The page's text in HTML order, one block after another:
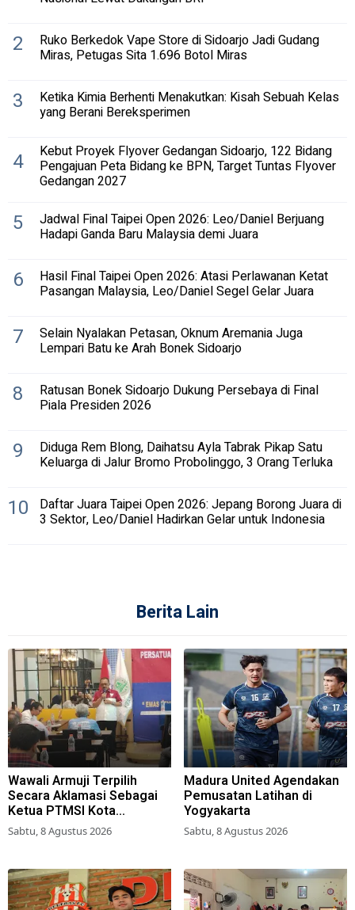
2 Ruko Berkedok Vape Store di Sidoarjo Jadi Gudang
Miras, Petugas Sita 1.696 Botol Miras
3 Ketika Kimia Berhenti Menakutkan: Kisah Sebuah Kelas
yang Berani Bereksperimen
4 Kebut Proyek Flyover Gedangan Sidoarjo, 122 Bidang
Pengajuan Peta Bidang ke BPN, Target Tuntas Flyover
Gedangan 2027
5 Jadwal Final Taipei Open 2026: Leo/Daniel Berjuang
Hadapi Ganda Baru Malaysia demi Juara
6 Hasil Final Taipei Open 2026: Atasi Perlawanan Ketat
Pasangan Malaysia, Leo/Daniel Segel Gelar Juara
7 Selain Nyalakan Petasan, Oknum Aremania Juga
Lempari Batu ke Arah Bonek Sidoarjo
8 Ratusan Bonek Sidoarjo Dukung Persebaya di Final
Piala Presiden 2026
9 Diduga Rem Blong, Daihatsu Ayla Tabrak Pikap Satu
Keluarga di Jalur Bromo Probolinggo, 3 Orang Terluka
10 Daftar Juara Taipei Open 2026: Jepang Borong Juara di
3 Sektor, Leo/Daniel Hadirkan Gelar untuk Indonesia
Berita Lain
Wawali Armuji Terpilih
Secara Aklamasi Sebagai
Ketua PTMSI Kota
Surabaya
Sabtu, 8 Agustus 2026
Madura United Agendakan
Pemusatan Latihan di
Yogyakarta
Sabtu, 8 Agustus 2026